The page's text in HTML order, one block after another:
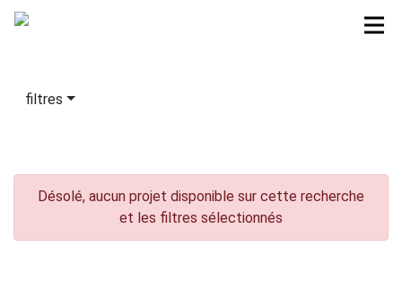
filtres
Désolé, aucun projet disponible sur cette recherche
et les filtres sélectionnés